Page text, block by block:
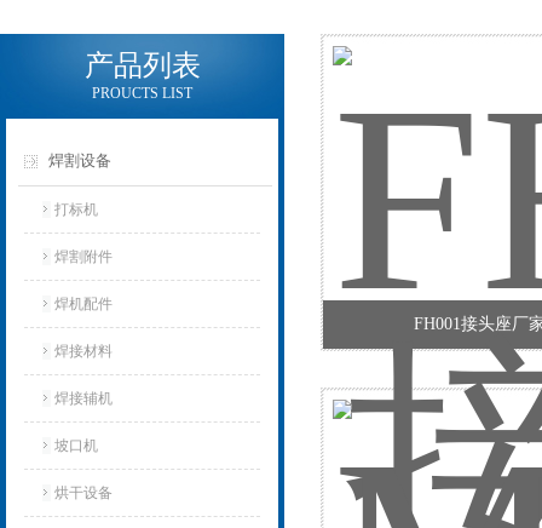
产品列表
PROUCTS LIST
焊割设备
打标机
焊割附件
焊机配件
焊接材料
焊接辅机
坡口机
烘干设备
FH001接头座厂